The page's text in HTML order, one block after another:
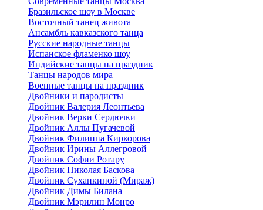
Бразильское шоу в Москве
Восточный танец живота
Ансамбль кавказского танца
Русские народные танцы
Испанское фламенко шоу
Индийские танцы на праздник
Танцы народов мира
Военные танцы на праздник
Двойники и пародисты
Двойник Валерия Леонтьева
Двойник Верки Сердючки
Двойник Аллы Пугачевой
Двойник Филиппа Киркорова
Двойник Ирины Аллегровой
Двойник Софии Ротару
Двойник Николая Баскова
Двойник Суханкиной (Мираж)
Двойник Димы Билана
Двойник Мэрилин Монро